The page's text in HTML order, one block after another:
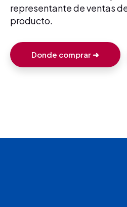
representante de ventas
producto.
Donde comprar ➜